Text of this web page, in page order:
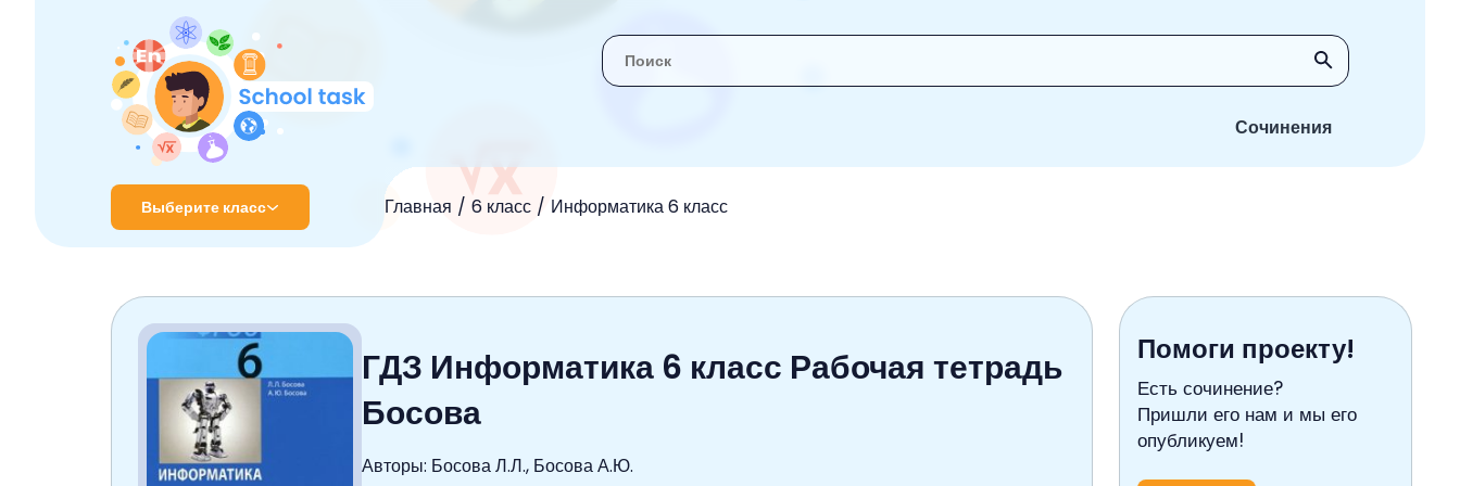
Сочинения
Выберите класс Главная 6 класс Информатика 6 класс
4 класс
5 класс
ГДЗ Информатика 6 класс Рабочая тетрадь
Босова
Авторы: Босова Л.Л., Босова А.Ю.
Помоги проекту!
Есть сочинение?
Пришли его нам и мы его
опубликуем!